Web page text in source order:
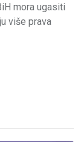
mora ugasiti
više prava